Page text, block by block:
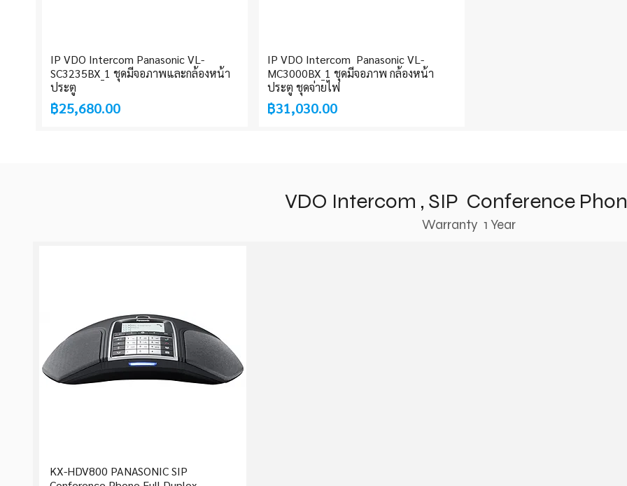
Quick View
IP VDO Intercom Panasonic VL-
SC3235BX_1 ชุดมีจอภาพและกล้องหน้า
ประตู
Price
฿25,680.00
Quick View
IP VDO Intercom Panasonic VL-
MC3000BX_1 ชุดมีจอภาพ กล้องหน้า
ประตู ชุดจ่ายไฟ
Price
฿31,030.00
VDO Intercom , SIP Conference
Warranty 1 Year
Quick View
KX-HDV800 PANASONIC SIP